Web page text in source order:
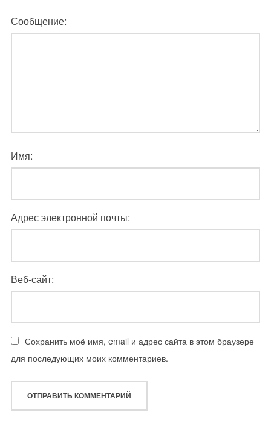
Сообщение:
Имя:
Адрес электронной почты:
Веб-сайт:
Сохранить моё имя, email и адрес сайта в этом браузере
для последующих моих комментариев.